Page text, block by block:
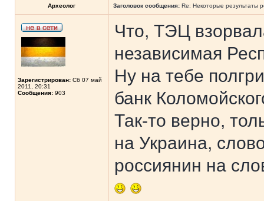
Археолог Заголовок сообщения: Re: Некоторые результаты
Зарегистрирован: Сб 07 май
2011, 20:31
Сообщения: 903
Что, ТЭЦ
независимая
Ну на тебе
банк
Так-то верно,
на Украина,
россиянин на